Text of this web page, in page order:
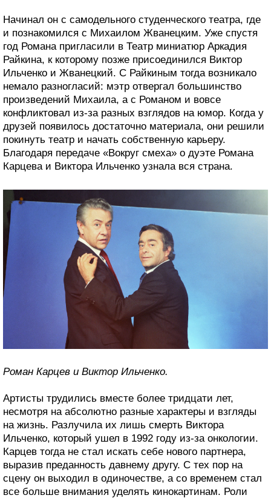
Начинал он с самодельного студенческого театра, где
и познакомился с Михаилом Жванецким. Уже спустя
год Романа пригласили в Театр миниатюр Аркадия
Райкина, к которому позже присоединился Виктор
Ильченко и Жванецкий. С Райкиным тогда возникало
немало разногласий: мэтр отвергал большинство
произведений Михаила, а с Романом и вовсе
конфликтовал из-за разных взглядов на юмор. Когда у
друзей появилось достаточно материала, они решили
покинуть театр и начать собственную карьеру.
Благодаря передаче «Вокруг смеха» о дуэте Романа
Карцева и Виктора Ильченко узнала вся страна.
Роман Карцев и Виктор Ильченко.
Артисты трудились вместе более тридцати лет,
несмотря на абсолютно разные характеры и взгляды
на жизнь. Разлучила их лишь смерть Виктора
Ильченко, который ушел в 1992 году из-за онкологии.
Карцев тогда не стал искать себе нового партнера,
выразив преданность давнему другу. С тех пор на
сцену он выходил в одиночестве, а со временем стал
все больше внимания уделять кинокартинам. Роли